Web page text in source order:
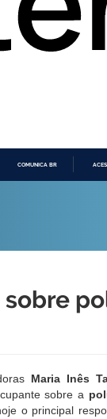
COMUNICA BR
sobre
Maria Inês
sobre a
o principal